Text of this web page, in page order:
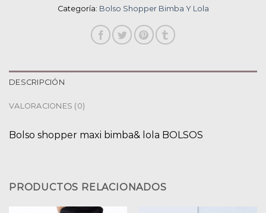
Categoría: Bolso Shopper Bimba Y Lola
DESCRIPCIÓN
VALORACIONES (0)
Bolso shopper maxi bimba& lola BOLSOS
PRODUCTOS RELACIONADOS